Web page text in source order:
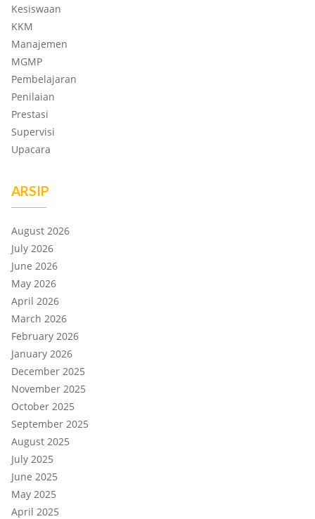
Kesiswaan
KKM
Manajemen
MGMP
Pembelajaran
Penilaian
Prestasi
Supervisi
Upacara
ARSIP
August 2026
July 2026
June 2026
May 2026
April 2026
March 2026
February 2026
January 2026
December 2025
November 2025
October 2025
September 2025
August 2025
July 2025
June 2025
May 2025
April 2025